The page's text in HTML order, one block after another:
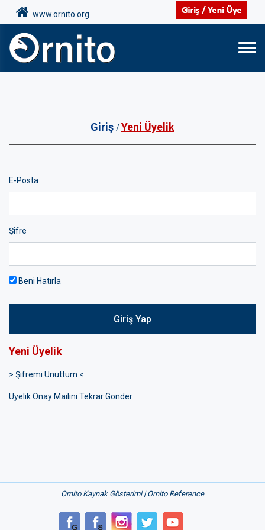
www.ornito.org
Giriş /Yeni Üyelik
E-Posta
Şifre
Beni Hatırla
Giriş Yap
Yeni Üyelik
> Şifremi Unuttum <
Üyelik Onay Mailini Tekrar Gönder
Ornito Kaynak Gösterimi | Ornito Reference